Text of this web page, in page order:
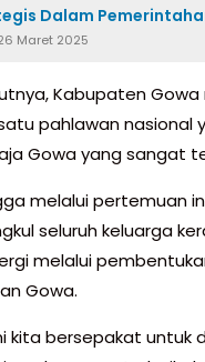
Dalam
Maret 2025
Kabupaten
pahlawan nasional
Gowa yang sangat
melalui pertemuan
seluruh keluarga
melalui
Gowa.
kita bersepakat untuk